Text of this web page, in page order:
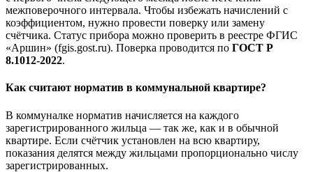
межповерочного интервала. Чтобы избежать начислений с
коэффициентом, нужно провести поверку или замену
счётчика. Статус прибора можно проверить в реестре ФГИС
«Аршин» (fgis.gost.ru). Поверка проводится по ГОСТ Р
8.1012-2022.
Как считают норматив в коммунальной квартире?
В коммуналке норматив начисляется на каждого
зарегистрированного жильца — так же, как и в обычной
квартире. Если счётчик установлен на всю квартиру,
показания делятся между жильцами пропорционально числу
зарегистрированных.